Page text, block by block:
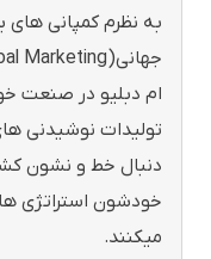
به نظرم کمپانی های
ام دبلیو در صنعت
تولیدات نوشیدنی
دنبال خط و نشون
خودشون استراتژی
میکنند.